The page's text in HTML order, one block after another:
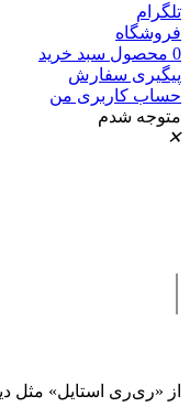
تلگرام
فروشگاه
0 محصول سبد خرید
پیگیری سفارش
حساب کاربری من
متوجه شدم
✕
|
از «ری‌ری استایل» مثل